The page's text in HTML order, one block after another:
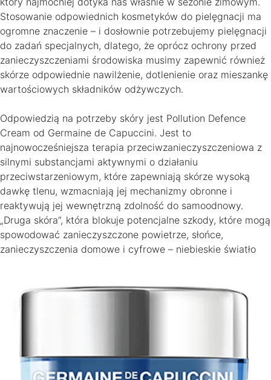
Stosowanie odpowiednich kosmetyków do pielęgnacji ma
ogromne znaczenie – i dosłownie potrzebujemy pielęgnacji
do zadań specjalnych, dlatego, że oprócz ochrony przed
zanieczyszczeniami środowiska musimy zapewnić również
skórze odpowiednie nawilżenie, dotlenienie oraz mieszankę
wartościowych składników odżywczych.
Odpowiedzią na potrzeby skóry jest Pollution Defence
Cream od Germaine de Capuccini. Jest to
najnowocześniejsza terapia przeciwzanieczyszczeniowa z
silnymi substancjami aktywnymi o działaniu
przeciwstarzeniowym, które zapewniają skórze wysoką
dawkę tlenu, wzmacniają jej mechanizmy obronne i
reaktywują jej wewnętrzną zdolność do samoodnowy.
„Druga skóra”, która blokuje potencjalne szkody, które mogą
spowodować zanieczyszczone powietrze, słońce,
zanieczyszczenia domowe i cyfrowe – niebieskie światło